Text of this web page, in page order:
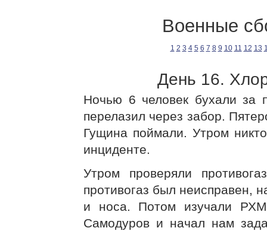
Военные
1 2 3 4 5 6 7 8 9 10 11 12 13
День 16.
Ночью 6 человек бухали за
перелазил через забор.
Гущина поймали. Утром
инциденте.
Утром проверяли
противогаз был неисправен,
и носа. Потом изучали
Самодуров и начал нам